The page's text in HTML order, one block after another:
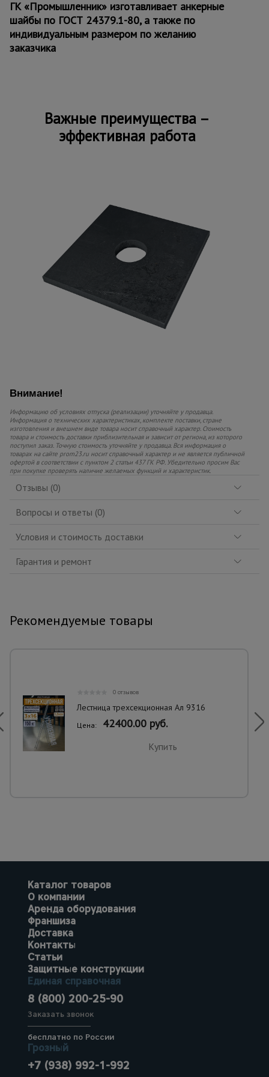
ГК «Промышленник» изготавливает анкерные
шайбы по ГОСТ 24379.1-80, а также по
индивидуальным размером по желанию
заказчика
Важные преимущества –
эффективная работа
Внимание!
Информацию об условиях отпуска (реализации) уточняйте у продавца.
Информация о технических характеристиках, комплекте поставки, стране
изготовления и внешнем виде товара носит справочный характер. Стоимость
товара и стоимость доставки приблизительная и зависит от региона, из которого
поступил заказ. Точную стоимость уточняйте у продавца. Вся информация о
товарах на сайте prom23.ru носит справочный характер и не является публичной
офертой в соответствии с пунктом 2 статьи 437 ГК РФ. Убедительно просим Вас
при покупке проверять наличие желаемых функций и характеристик.
Отзывы (0)
Вопросы и ответы (0)
Условия и стоимость доставки
Гарантия и ремонт
Рекомендуемые товары
0 отзывов
Лестница трехсекционная Ал 9316
Цена: 42400.00 руб.
Купить
Каталог товаров
О компании
Аренда оборудования
Франшиза
Доставка
Контакты
Статьи
Защитные конструкции
Единая справочная
8 (800) 200-25-90
Заказать звонок
бесплатно по России
Грозный
+7 (938) 992-1-992